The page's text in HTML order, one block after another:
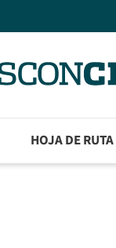
HOJA DE RUTA